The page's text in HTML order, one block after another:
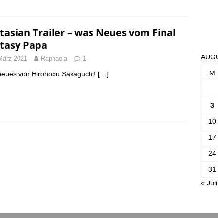
Trailer – was Neues vom Final
Papa
2021 Raphaela 1
von Hironobu Sakaguchi! […] M
3
10
17
24
31
« Juli